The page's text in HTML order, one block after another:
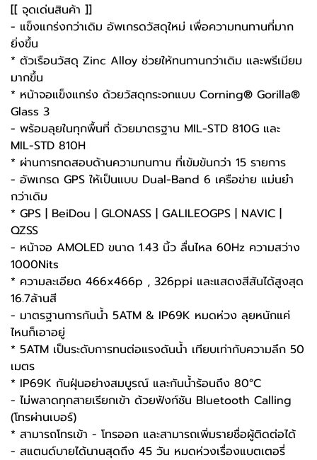
[[ จุดเด่นสินค้า ]]
- แข็งแกร่งกว่าเดิม อัพเกรดวัสดุใหม่ เพื่อความทนทานที่มาก
ยิ่งขึ้น
* ตัวเรือนวัสดุ Zinc Alloy ช่วยให้ทนทานกว่าเดิม และพรีเมียม
มากขึ้น
* หน้าจอแข็งแกร่ง ด้วยวัสดุกระจกแบบ Corning® Gorilla®
Glass 3
- พร้อมลุยในทุกพื้นที่ ด้วยมาตรฐาน MIL-STD 810G และ
MIL-STD 810H
* ผ่านการทดสอบด้านความทนทาน ที่เข้มข้นกว่า 15 รายการ
- อัพเกรด GPS ให้เป็นแบบ Dual-Band 6 เครือข่าย แม่นยำ
กว่าเดิม
* GPS | BeiDou | GLONASS | GALILEOGPS | NAVIC |
QZSS
- หน้าจอ AMOLED ขนาด 1.43 นิ้ว ลื่นไหล 60Hz ความสว่าง
1000Nits
* ความละเอียด 466x466p , 326ppi และแสดงสีสันได้สูงสุด
16.7ล้านสี
- มาตรฐานการกันน้ำ 5ATM & IP69K หมดห่วง ลุยหนักแค่
ไหนก็เอาอยู่
* 5ATM เป็นระดับการทนต่อแรงดันน้ำ เทียบเท่ากับความลึก 50
เมตร
* IP69K กันฝุ่นอย่างสมบูรณ์ และกันน้ำร้อนถึง 80°C
- ไม่พลาดทุกสายเรียกเข้า ด้วยฟังก์ชัน Bluetooth Calling
(โทรผ่านเบอร์)
* สามารถโทรเข้า - โทรออก และสามารถเพิ่มรายชื่อผู้ติดต่อได้
- สแตนด์บายได้นานสุดถึง 45 วัน หมดห่วงเรื่องแบตเตอรี่